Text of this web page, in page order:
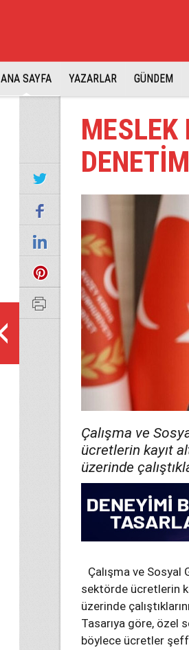
ANA SAYFA YAZARLAR GÜNDEM
Çalışma ve
ücretlerin kayıt
üzerinde
Çalışma ve Sosyal
sektörde ücretlerin
üzerinde
Tasarıya göre, özel
böylece ücretler